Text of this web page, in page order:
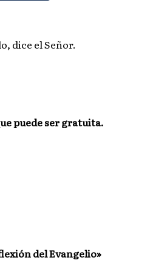
dice el Señor.
puede ser gratuita.
del Evangelio»